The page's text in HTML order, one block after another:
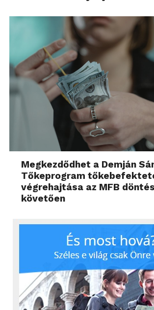
Megkezdődhet a Demján
Tőkeprogram
végrehajtása az MFB
követően